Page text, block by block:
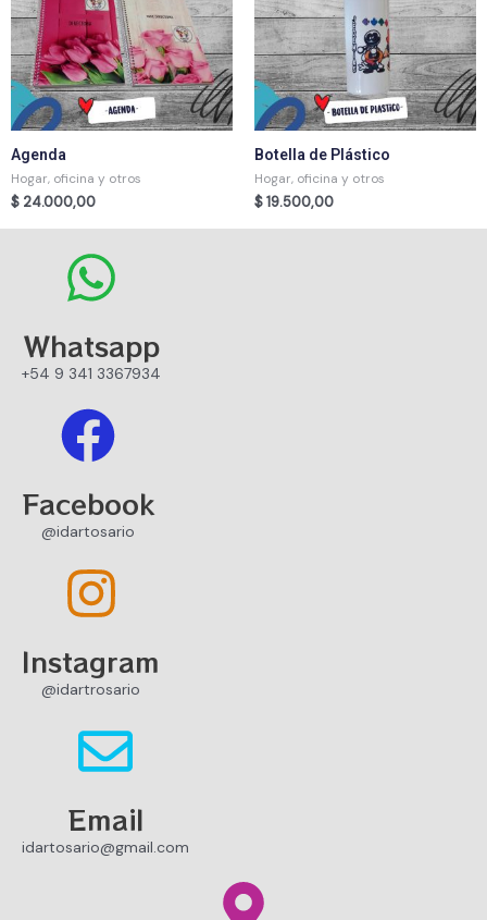
Agenda
Hogar, oficina y otros
$ 24.000,00
Botella de Plástico
Hogar, oficina y otros
$19.500,00
Whatsapp
+54 9 341 3367934
Facebook
@idartosario
Instagram
@idartrosario
Email
idartosario@gmail.com